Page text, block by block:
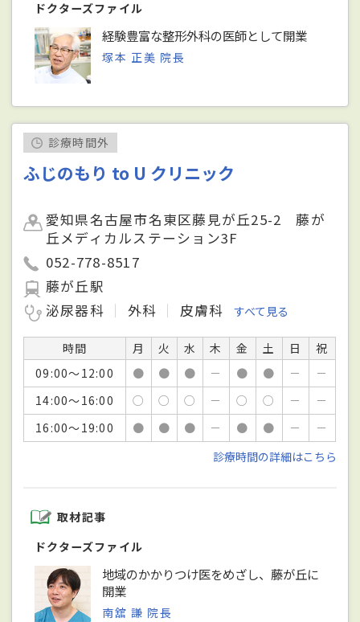
ドクターズファイル
経験豊富な整形外科の医師として開業
塚本 正美 院長
診療時間外
ふじのもり to U クリニック
愛知県名古屋市名東区藤見が丘25-2 藤が
丘メディカルステーション3F
052-778-8517
藤が丘駅
泌尿器科
外科 皮膚科 すべて見る
時間 月 火 水 木 金 土 日
祝
09:00～12:00
● ● ● － ● ● －
－
14:00～16:00
○ ○ ○ － ○ ○ －
－
16:00～19:00
● ● ● － ● ● －
－
診療時間の詳細はこちら
取材記事
ドクターズファイル
地域のかかりつけ医をめざし、藤が丘に
開業
南舘 謙 院長